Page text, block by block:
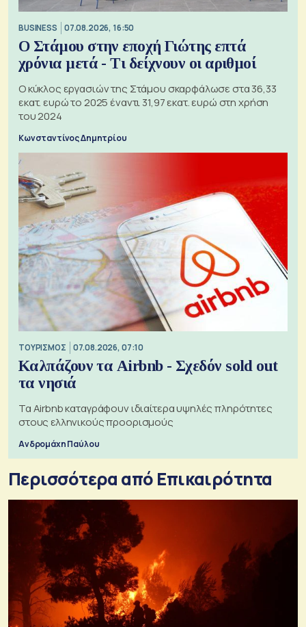
BUSINESS 07.08.2026, 16:50
Ο Στάμου στην εποχή Γιώτης επτά
χρόνια μετά - Τι δείχνουν οι αριθμοί
Ο κύκλος εργασιών της Στάμου σκαρφάλωσε στα 36,33
εκατ. ευρώ το 2025 έναντι 31,97 εκατ. ευρώ στη χρήση
του 2024
Κωνσταντίνος Δημητρίου
ΤΟΥΡΙΣΜΟΣ 07.08.2026, 07:10
Καλπάζουν τα Airbnb - Σχεδόν sold out
τα νησιά
Τα Airbnb καταγράφουν ιδιαίτερα υψηλές πληρότητες
στους ελληνικούς προορισμούς
Ανδρομάχη Παύλου
Περισσότερα από Επικαιρότητα